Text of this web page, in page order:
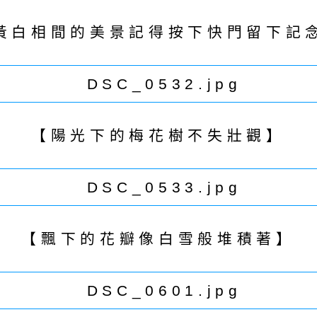
白相間的美景記得按下快門留下記
【陽光下的梅花樹不失壯觀】
【飄下的花瓣像白雪般堆積著】